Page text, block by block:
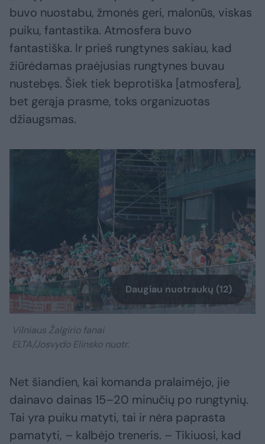
buvo nuostabu, žmonės geri, malonūs, viskas
puiku, fantastika. Atmosfera buvo
fantastiška. Ir prieš rungtynes sakiau, kad
žiūrėdamas praėjusias rungtynes buvau
nustebęs. Šiek tiek beprotiška [atmosfera],
bet gerąja prasme, toks organizuotas
džiaugsmas.
Daugiau nuotraukų (12)
Vilniaus Žalgirio fanai
ELTA/Josvydo Elinsko nuotr.
Net šiandien, kai komanda pralaimėjo, jie
dainavo dainas 15–20 minučių po rungtynių.
Tai yra puiku matyti, tai ir nėra paprasta
pamatyti, – kalbėjo treneris. – Tikiuosi, kad